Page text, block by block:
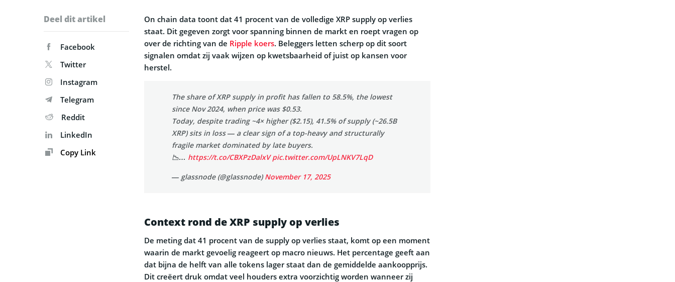
Deel dit artikel
Facebook
Twitter
Instagram
Telegram
Reddit
LinkedIn
Copy Link
On chain data toont dat 41 procent van de volledige XRP supply op verlies
staat. Dit gegeven zorgt voor spanning binnen de markt en roept vragen op
over de richting van de Ripple koers. Beleggers letten scherp op dit soort
signalen omdat zij vaak wijzen op kwetsbaarheid of juist op kansen voor
herstel.
The share of XRP supply in profit has fallen to 58.5%, the lowest
since Nov 2024, when price was $0.53.
Today, despite trading ~4× higher ($2.15), 41.5% of supply (~26.5B
XRP) sits in loss — a clear sign of a top-heavy and structurally
fragile market dominated by late buyers.
📉… https://t.co/CBXPzDalxV pic.twitter.com/UpLNKV7LqD
— glassnode (@glassnode)November 17, 2025
Context rond de XRP supply op verlies
De meting dat 41 procent van de supply op verlies staat, komt op een moment
waarin de markt gevoelig reageert op macro nieuws. Het percentage geeft aan
dat bijna de helft van alle tokens lager staat dan de gemiddelde aankoopprijs.
Dit creëert druk omdat veel houders extra voorzichtig worden wanneer zij